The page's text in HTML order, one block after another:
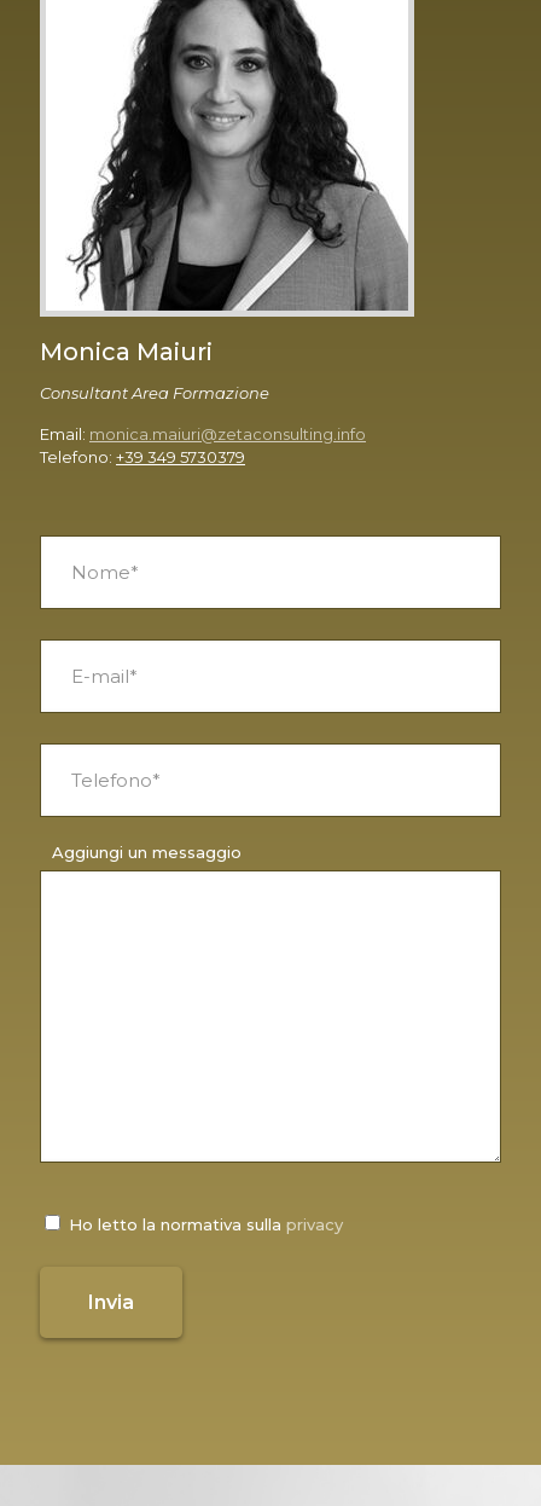
Monica Maiuri
Consultant Area Formazione
Email: monica.maiuri@zetaconsulting.info
Telefono: +39 349 5730379
Aggiungi un messaggio
Ho letto la normativa sulla privacy